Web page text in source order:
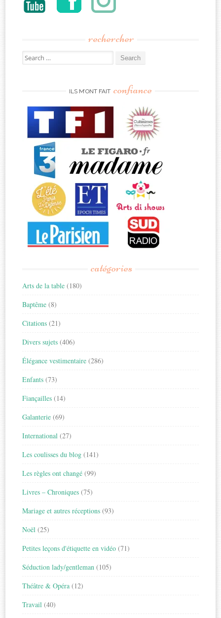
rechercher
Search
for:
ILS M’ONT FAIT confiance
catégories
Arts de la table (180)
Baptême (8)
Citations (21)
Divers sujets (406)
Élégance vestimentaire (286)
Enfants (73)
Fiançailles (14)
Galanterie (69)
International (27)
Les coulisses du blog (141)
Les règles ont changé (99)
Livres – Chroniques (75)
Mariage et autres réceptions (93)
Noël (25)
Petites leçons d'étiquette en vidéo (71)
Séduction lady/gentleman (105)
Théâtre & Opéra (12)
Travail (40)